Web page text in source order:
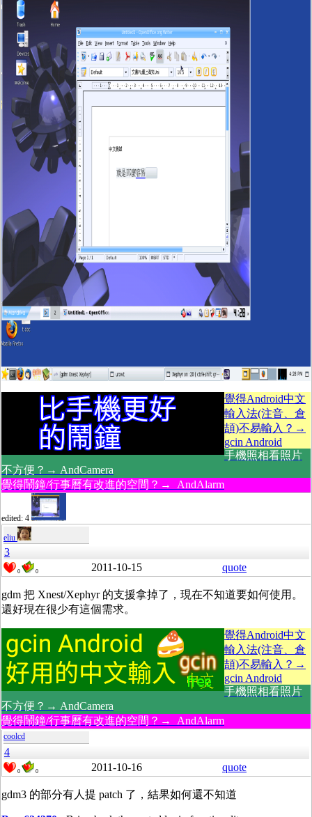
覺得Android中文
輸入法(注音、倉
頡)不易輸入？→
gcin Android
手機照相看照片
不方便？→ AndCamera
覺得鬧鐘/行事曆有改進的空間？→ AndAlarm
edited: 4
eliu
3
0 0 2011-10-15 quote
gdm 把 Xnest/Xephyr 的支援拿掉了，現在不知道要如何使用。
還好現在很少有這個需求。
覺得Android中文
輸入法(注音、倉
頡)不易輸入？→
gcin Android
手機照相看照片
不方便？→ AndCamera
覺得鬧鐘/行事曆有改進的空間？→ AndAlarm
coolcd
4
0 0 2011-10-16 quote
gdm3 的部分有人提 patch 了，結果如何還不知道